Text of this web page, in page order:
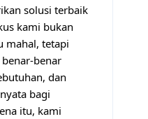
solusi terbaik
kami bukan
mahal, tetapi
benar
dan
bagi
itu, kami